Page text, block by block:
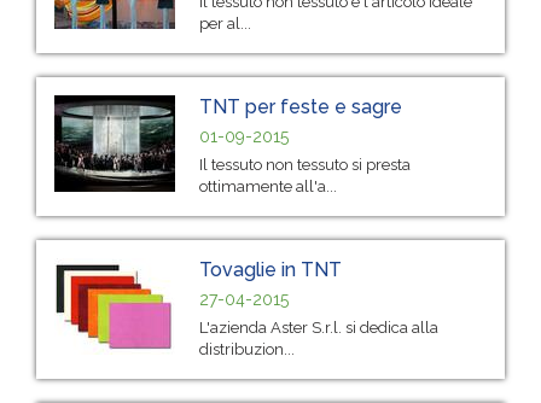
per al...
TNT per feste e sagre
01-09-2015
Il tessuto non tessuto si presta
ottimamente all'a...
Tovaglie in TNT
27-04-2015
L'azienda Aster S.r.l. si dedica alla
distribuzion...